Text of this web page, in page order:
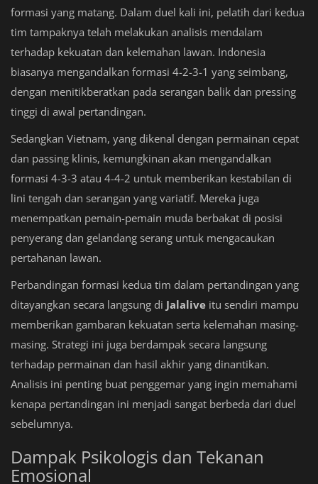
formasi yang matang. Dalam duel kali ini, pelatih dari kedua
tim tampaknya telah melakukan analisis mendalam
terhadap kekuatan dan kelemahan lawan. Indonesia
biasanya mengandalkan formasi 4-2-3-1 yang seimbang,
dengan menitikberatkan pada serangan balik dan pressing
tinggi di awal pertandingan.
Sedangkan Vietnam, yang dikenal dengan permainan cepat
dan passing klinis, kemungkinan akan mengandalkan
formasi 4-3-3 atau 4-4-2 untuk memberikan kestabilan di
lini tengah dan serangan yang variatif. Mereka juga
menempatkan pemain-pemain muda berbakat di posisi
penyerang dan gelandang serang untuk mengacaukan
pertahanan lawan.
Perbandingan formasi kedua tim dalam pertandingan yang
ditayangkan secara langsung di Jalalive itu sendiri mampu
memberikan gambaran kekuatan serta kelemahan masing-
masing. Strategi ini juga berdampak secara langsung
terhadap permainan dan hasil akhir yang dinantikan.
Analisis ini penting buat penggemar yang ingin memahami
kenapa pertandingan ini menjadi sangat berbeda dari duel
sebelumnya.
Dampak Psikologis dan Tekanan
Emosional